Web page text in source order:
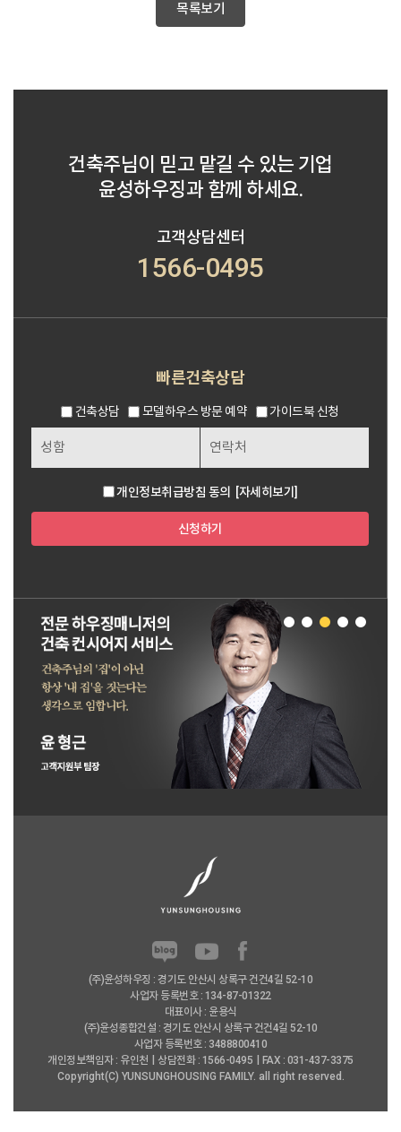
목록보기
건축주님이 믿고 맡길 수 있는 기업
윤성하우징과 함께 하세요.
고객상담센터
1566-0495
빠른건축상담
건축상담 모델하우스 방문 예약 가이드북 신청
개인정보취급방침 동의 [자세히보기]
신청하기
(주)윤성하우징 : 경기도 안산시 상록구 건건4길 52-10
사업자 등록번호 : 134-87-01322
대표이사 : 윤용식
(주)윤성종합건설 : 경기도 안산시 상록구 건건4길 52-10
사업자 등록번호 : 3488800410
개인정보책임자 : 유인천
상담전화 : 1566-0495
FAX : 031-437-3375
Copyright(C) YUNSUNGHOUSING FAMILY. all right reserved.